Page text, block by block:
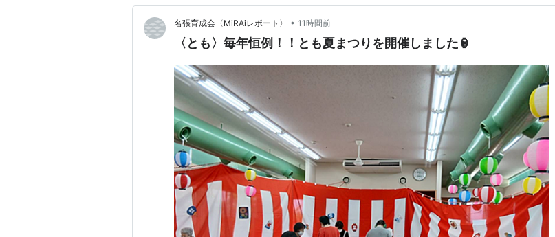
夏祭り名物
金魚すくい
ヨーヨーつり
綿あめ
有名な夏祭り
青森ねぶた祭（青森県青森市）
名張育成会〈MiRAiレポート〉 • 11時間前
〈とも〉毎年恒例！！とも夏まつりを開催しました🏮